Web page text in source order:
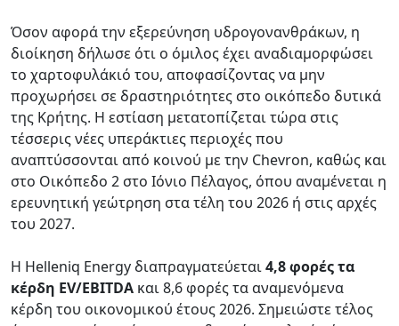
Όσον αφορά την εξερεύνηση υδρογονανθράκων, η
διοίκηση δήλωσε ότι ο όμιλος έχει αναδιαμορφώσει
το χαρτοφυλάκιό του, αποφασίζοντας να μην
προχωρήσει σε δραστηριότητες στο οικόπεδο δυτικά
της Κρήτης. Η εστίαση μετατοπίζεται τώρα στις
τέσσερις νέες υπεράκτιες περιοχές που
αναπτύσσονται από κοινού με την Chevron, καθώς και
στο Οικόπεδο 2 στο Ιόνιο Πέλαγος, όπου αναμένεται η
ερευνητική γεώτρηση στα τέλη του 2026 ή στις αρχές
του 2027.
Η Helleniq Energy διαπραγματεύεται4,8 φορές τα
κέρδη EV/EBITDA και 8,6 φορές τα αναμενόμενα
κέρδη του οικονομικού έτους 2026. Σημειώστε τέλος